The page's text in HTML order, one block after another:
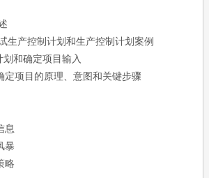
生产控制计划和生产控制计划案例
和确定项目输入
定项目的原理、意图和关键步骤
息
暴
略